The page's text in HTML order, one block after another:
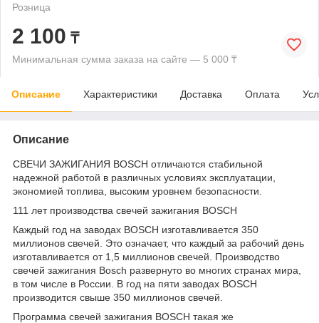
Розница
2 100 ₸
Минимальная сумма заказа на сайте — 5 000 ₸
Описание Характеристики Доставка Оплата
Описание
СВЕЧИ ЗАЖИГАНИЯ BOSCH отличаются стабильной
надежной работой в различных условиях эксплуатации,
экономией топлива, высоким уровнем безопасности.
111 лет производства свечей зажигания BOSCH
Каждый год на заводах BOSCH изготавливается 350
миллионов свечей. Это означает, что каждый за рабочий день
изготавливается от 1,5 миллионов свечей. Производство
свечей зажигания Bosch развернуто во многих странах мира,
в том числе в России. В год на пяти заводах BOSCH
производится свыше 350 миллионов свечей.
Программа свечей зажигания BOSCH такая же